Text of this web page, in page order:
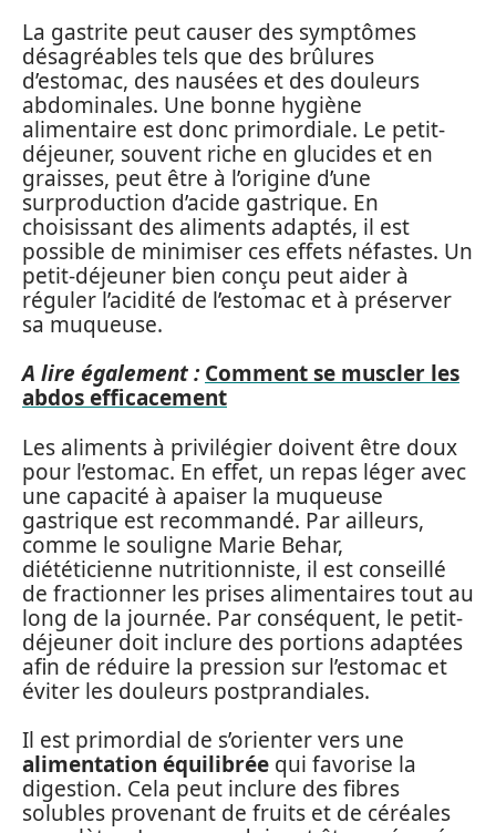
La gastrite peut causer des symptômes
désagréables tels que des brûlures
d’estomac, des nausées et des douleurs
abdominales. Une bonne hygiène
alimentaire est donc primordiale. Le petit-
déjeuner, souvent riche en glucides et en
graisses, peut être à l’origine d’une
surproduction d’acide gastrique. En
choisissant des aliments adaptés, il est
possible de minimiser ces effets néfastes. Un
petit-déjeuner bien conçu peut aider à
réguler l’acidité de l’estomac et à préserver
sa muqueuse.
A lire également : Comment se muscler les
abdos efficacement
Les aliments à privilégier doivent être doux
pour l’estomac. En effet, un repas léger avec
une capacité à apaiser la muqueuse
gastrique est recommandé. Par ailleurs,
comme le souligne Marie Behar,
diététicienne nutritionniste, il est conseillé
de fractionner les prises alimentaires tout au
long de la journée. Par conséquent, le petit-
déjeuner doit inclure des portions adaptées
afin de réduire la pression sur l’estomac et
éviter les douleurs postprandiales.
Il est primordial de s’orienter vers une
alimentation équilibrée qui favorise la
digestion. Cela peut inclure des fibres
solubles provenant de fruits et de céréales